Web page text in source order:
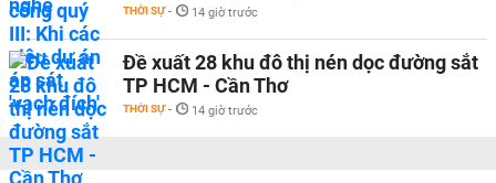
THỜI SỰ - 14 giờ trước
Đề xuất 28 khu đô thị nén dọc đường sắt
TP HCM - Cần Thơ
THỜI SỰ - 14 giờ trước